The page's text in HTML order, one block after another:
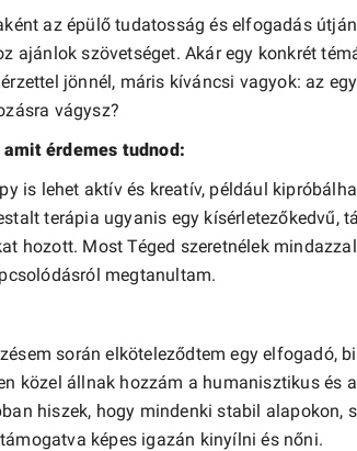
az épülő tudatosság és elfogadás
ajánlok szövetséget. Akár egy konkrét
jönnél, máris kíváncsi vagyok: az
vágysz?
érdemes tudnod:
is lehet aktív és kreatív, például
terápia ugyanis egy kísérletezőkedvű,
hozott. Most Téged szeretnélek
megtanultam.
során elköteleződtem egy elfogadó,
közel állnak hozzám a humanisztikus és
hiszek, hogy mindenki stabil alapokon,
képes igazán kinyílni és nőni.